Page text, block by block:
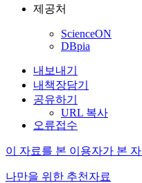
제공처
ScienceON
DBpia
내보내기
내책장담기
공유하기
URL 복사
오류접수
이 자료를 본 이용자가 본
나만을 위한 추천자료